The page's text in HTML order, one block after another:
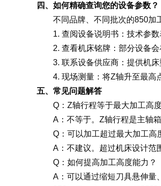
四、如何精确查询您的设备参数？
不同品牌、不同批次的850加
1. 查阅设备说明书：技术参数
2. 查看机床铭牌：部分设备
3. 联系设备供应商：提供机
4. 现场测量：将Z轴升至最高
五、常见问题解答
Q：Z轴行程等于最大加工高
A：不等于。Z轴行程是主轴
Q：可以加工超过最大加工高
A：不建议。超过机床设计范
Q：如何提高加工高度能力？
A：可以通过缩短刀具悬伸量